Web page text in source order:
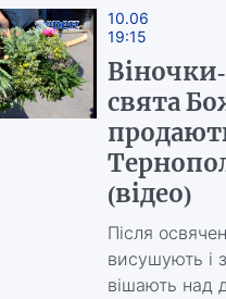
10.06
19:15
свята
(відео)
Після
висушують і
вішають над